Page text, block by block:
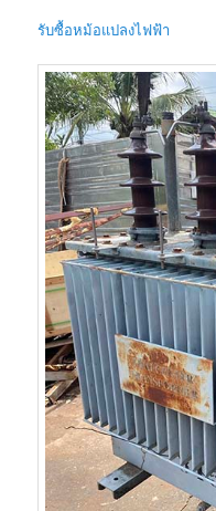
รับซื้อหม้อแปลงไฟฟ้า